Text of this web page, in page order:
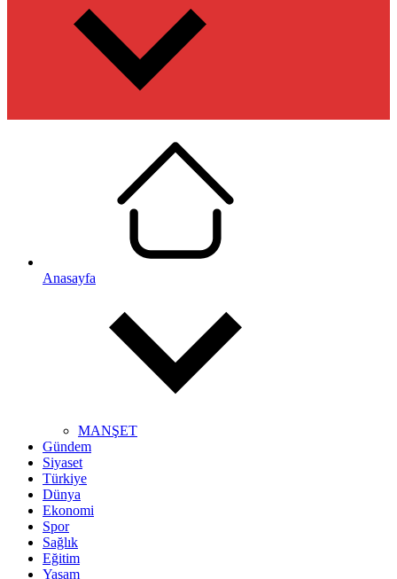
Anasayfa
MANŞET
Gündem
Siyaset
Türkiye
Dünya
Ekonomi
Spor
Sağlık
Eğitim
Yaşam